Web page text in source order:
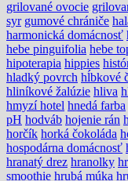
grilované ovocie
syr gumové chrániče
harmonická domácnosť
hebe pinguifolia hebe
hipoterapia hippies
hladký povrch hĺbkové
hliníkové žalúzie hliva
hmyzí hotel hnedá farba
pH hodváb hojenie rán
horčík horká čokoláda
hospodárna domácnosť
hranatý drez hranolky
smoothie hrubá múka